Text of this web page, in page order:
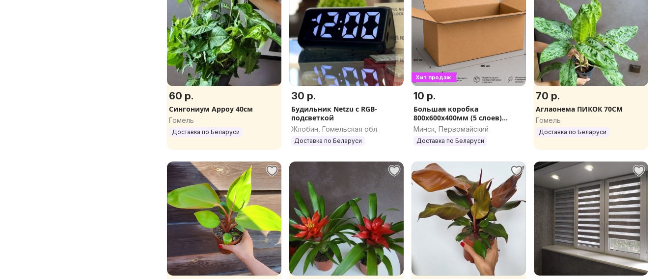
60 р.
Сингониум Арроу 40см
Гомель
Доставка по Беларуси
30 р.
Будильник Netzu с RGB-
подсветкой
Жлобин, Гомельская обл.
Доставка по Беларуси
Хит продаж
10 р.
Большая коробка
800х600х400мм (5 слоев)
АКЦИЯ каждая 6ая в подарок
Минск, Первомайский
Доставка по Беларуси
70 р.
Аглаонема ПИКОК 70СМ
Гомель
Доставка по Беларуси